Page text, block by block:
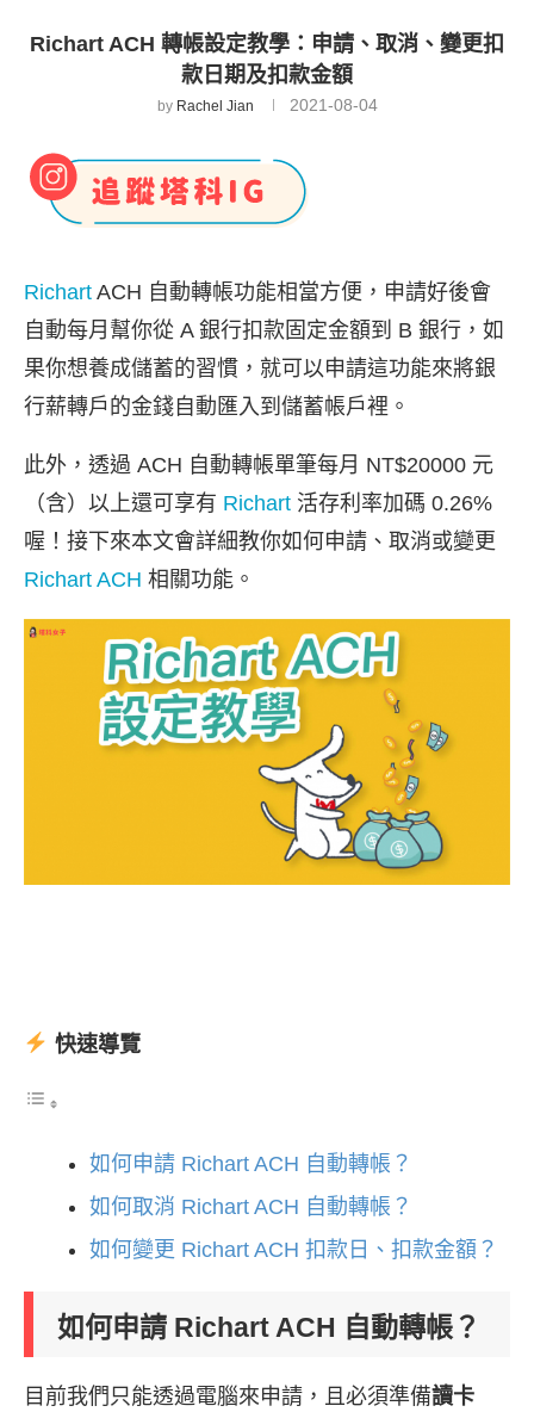
Richart ACH 轉帳設定教學：申請、取消、變更扣
款日期及扣款金額
by Rachel Jian 2021-08-04
Richart ACH 自動轉帳功能相當方便，申請好後會
自動每月幫你從 A 銀行扣款固定金額到 B 銀行，如
果你想養成儲蓄的習慣，就可以申請這功能來將銀
行薪轉戶的金錢自動匯入到儲蓄帳戶裡。
此外，透過 ACH 自動轉帳單筆每月 NT$20000 元
（含）以上還可享有 Richart 活存利率加碼 0.26%
喔！接下來本文會詳細教你如何申請、取消或變更
Richart ACH 相關功能。
快速導覽
如何申請 Richart ACH 自動轉帳？
如何取消 Richart ACH 自動轉帳？
如何變更 Richart ACH 扣款日、扣款金額？
如何申請 Richart ACH 自動轉帳？
目前我們只能透過電腦來申請，且必須準備讀卡